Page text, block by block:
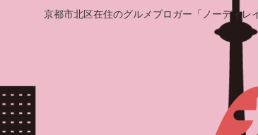
京都市北区在住のグルメブロガー「ノーディ